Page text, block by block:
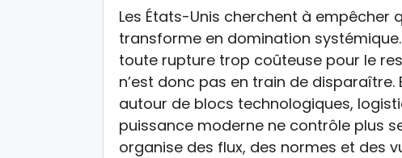
Les États-Unis cherchent à empêcher
transforme en domination
toute rupture trop coûteuse pour le
n’est donc pas en train de
autour de blocs technologiques,
puissance moderne ne contrôle plus
organise des flux, des normes et des